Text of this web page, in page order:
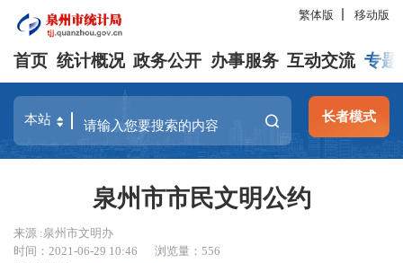
繁体版 移动版
首页 统计概况 政务公开 办事服务 互动交流 专题
长者模式
泉州市市民文明公约
来源 :泉州市文明办
时间：2021-06-29 10:46
浏览量：556